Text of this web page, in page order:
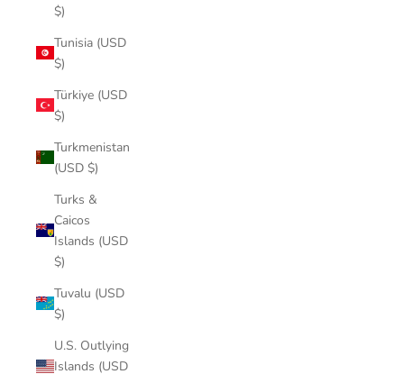
$)
Tunisia (USD
$)
Türkiye (USD
$)
Turkmenistan
(USD $)
Turks &
Caicos
Islands (USD
$)
Tuvalu (USD
$)
U.S. Outlying
Islands (USD